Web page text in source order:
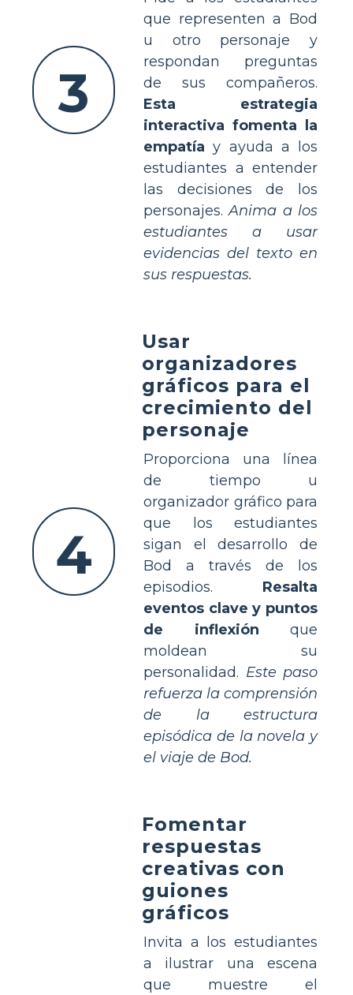
3
que representen a Bod
u otro personaje y
respondan preguntas
de sus compañeros.
Esta estrategia
interactiva fomenta la
empatía y ayuda a los
estudiantes a entender
las decisiones de los
personajes.Anima a los
estudiantes a usar
evidencias del texto en
sus respuestas.
4
Usar
organizadores
gráficos para el
crecimiento del
personaje
Proporciona una línea
de tiempo u
organizador gráfico para
que los estudiantes
sigan el desarrollo de
Bod a través de los
episodios. Resalta
eventos clave y puntos
de inflexión que
moldean su
personalidad. Este paso
refuerza la comprensión
de la estructura
episódica de la novela y
el viaje de Bod.
Fomentar
respuestas
creativas con
guiones
gráficos
Invita a los estudiantes
a ilustrar una escena
que muestre el